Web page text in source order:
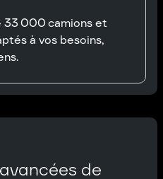
33 000 camions et
à vos besoins,
de